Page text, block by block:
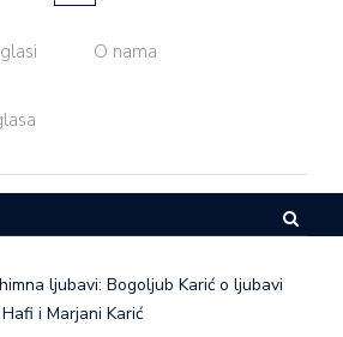
O nama
ljubavi: Bogoljub Karić o ljubavi
i Marjani Karić